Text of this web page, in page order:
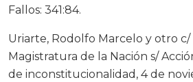
Fallos: 341:84.
Uriarte, Rodolfo Marcelo y otro c/
Magistratura de la Nación s/
de inconstitucionalidad, 4 de